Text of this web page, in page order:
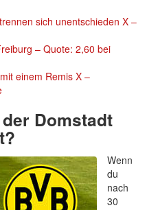
sich unentschieden X –
– Quote: 2,60 bei
einem Remis X –
Domstadt
Wenn
du
nach
30